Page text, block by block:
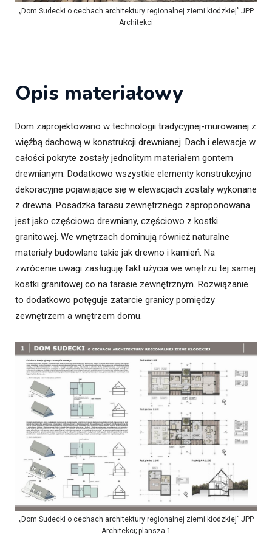
„Dom Sudecki o cechach architektury regionalnej ziemi kłodzkiej” JPP
Architekci
Opis materiałowy
Dom zaprojektowano w technologii tradycyjnej-murowanej z
więźbą dachową w konstrukcji drewnianej. Dach i elewacje w
całości pokryte zostały jednolitym materiałem gontem
drewnianym. Dodatkowo wszystkie elementy konstrukcyjno
dekoracyjne pojawiające się w elewacjach zostały wykonane
z drewna. Posadzka tarasu zewnętrznego zaproponowana
jest jako częściowo drewniany, częściowo z kostki
granitowej. We wnętrzach dominują również naturalne
materiały budowlane takie jak drewno i kamień. Na
zwrócenie uwagi zasługuję fakt użycia we wnętrzu tej samej
kostki granitowej co na tarasie zewnętrznym. Rozwiązanie
to dodatkowo potęguje zatarcie granicy pomiędzy
zewnętrzem a wnętrzem domu.
„Dom Sudecki o cechach architektury regionalnej ziemi kłodzkiej” JPP
Architekci; plansza 1